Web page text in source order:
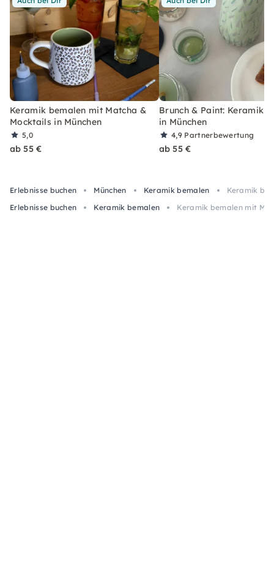
Keramik bemalen mit Matcha &
Mocktails in München
5,0
ab 55 €
Brunch & Paint: Keramik
in München
4,9 Partnerbewertung
ab 55 €
Erlebnisse buchen München Keramik bemalen
Keramik
Erlebnisse buchen
Keramik bemalen Keramik bemalen mit